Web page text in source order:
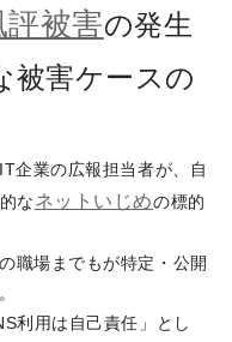
評被害の発生
被害ケースの
企業の広報担当者が、自
なネットいじめの標的
職場までもが特定・公開
利用は自己責任」とし